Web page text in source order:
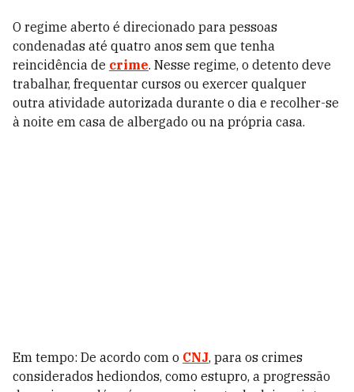
O regime aberto é direcionado para pessoas
condenadas até quatro anos sem que tenha
reincidência de crime. Nesse regime, o detento deve
trabalhar, frequentar cursos ou exercer qualquer
outra atividade autorizada durante o dia e recolher-se
à noite em casa de albergado ou na própria casa.
Em tempo: De acordo com o CNJ, para os crimes
considerados hediondos, como estupro, a progressão